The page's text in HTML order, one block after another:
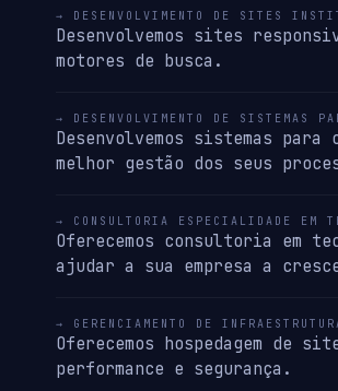
→ DESENVOLVIMENTO DE SITES
Desenvolvemos sites
motores de busca.
→ DESENVOLVIMENTO DE SISTEMAS
Desenvolvemos sistemas
melhor gestão dos seus
→ CONSULTORIA ESPECIALIDADE EM
Oferecemos consultoria em
ajudar a sua empresa a
→ GERENCIAMENTO DE
Oferecemos hospedagem de
performance e segurança.